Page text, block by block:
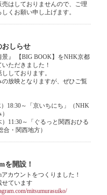
はしておりませんので、ご理
くお願い申し上げます。
おしらせ
』 【BIG BOOK】をNHK京都
ただきました！
しております。
放映となりますが、ぜひご覧
18:30～「京いちにち」（NHK
11:30～「ぐるっと関西おひる
・関西地方）
を開設！
アカウントをつくりました！
せています
mitsumurasuiko/